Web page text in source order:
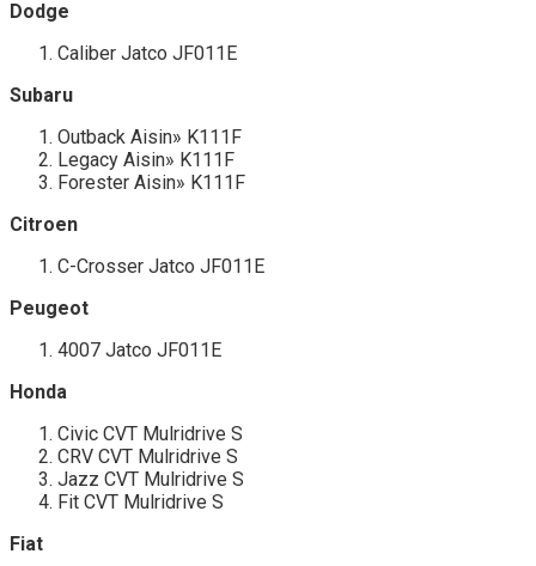
Dodge
Caliber Jatco JF011E
Subaru
Outback Aisin» K111F
Legacy Aisin» K111F
Forester Aisin» K111F
Citroen
C-Crosser Jatco JF011E
Peugeot
4007 Jatco JF011E
Honda
Civic CVT Mulridrive S
CRV CVT Mulridrive S
Jazz CVT Mulridrive S
Fit CVT Mulridrive S
Fiat